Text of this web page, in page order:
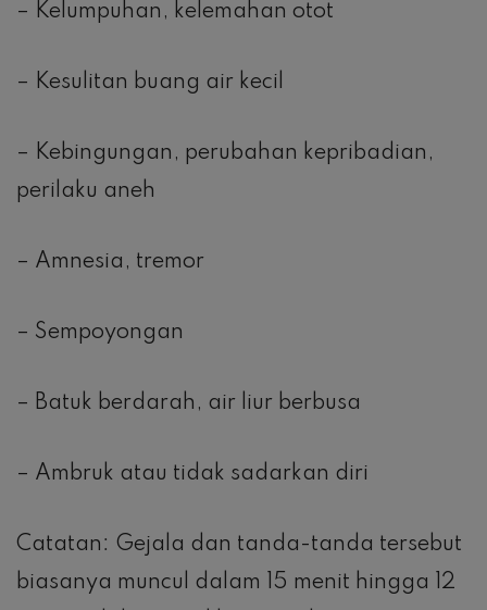
– Kelumpuhan, kelemahan otot
– Kesulitan buang air kecil
– Kebingungan, perubahan kepribadian,
perilaku aneh
– Amnesia, tremor
– Sempoyongan
– Batuk berdarah, air liur berbusa
– Ambruk atau tidak sadarkan diri
Catatan: Gejala dan tanda-tanda tersebut
biasanya muncul dalam 15 menit hingga 12